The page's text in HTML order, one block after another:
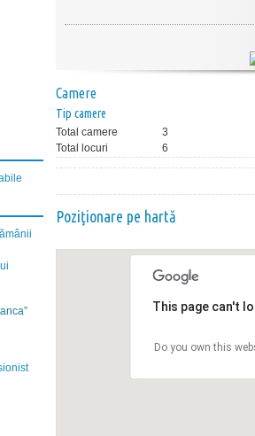
Camere
Tip camere
Total camere
3
Total locuri
6
Poziţionare pe hartă
This page can't
Do you own this